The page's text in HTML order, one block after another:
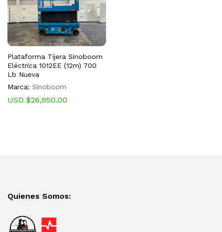
Plataforma Tijera Sinoboom
Eléctrica 1012EE (12m) 700
Lb Nueva
Marca: Sinoboom
USD $26,950.00
Quienes Somos: